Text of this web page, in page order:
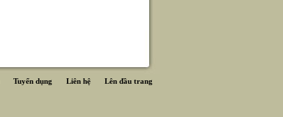
Tuyển dụng Liên hệ Lên đầu trang